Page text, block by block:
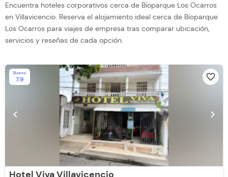
Encuentra hoteles corporativos cerca de Bioparque Los Ocarros
en Villavicencio. Reserva el alojamiento ideal cerca de Bioparque
Los Ocarros para viajes de empresa tras comparar ubicación,
servicios y reseñas de cada opción.
Bueno
7.9 favorite_border
chevron_left chevron_right
Hotel Viva Villavicencio